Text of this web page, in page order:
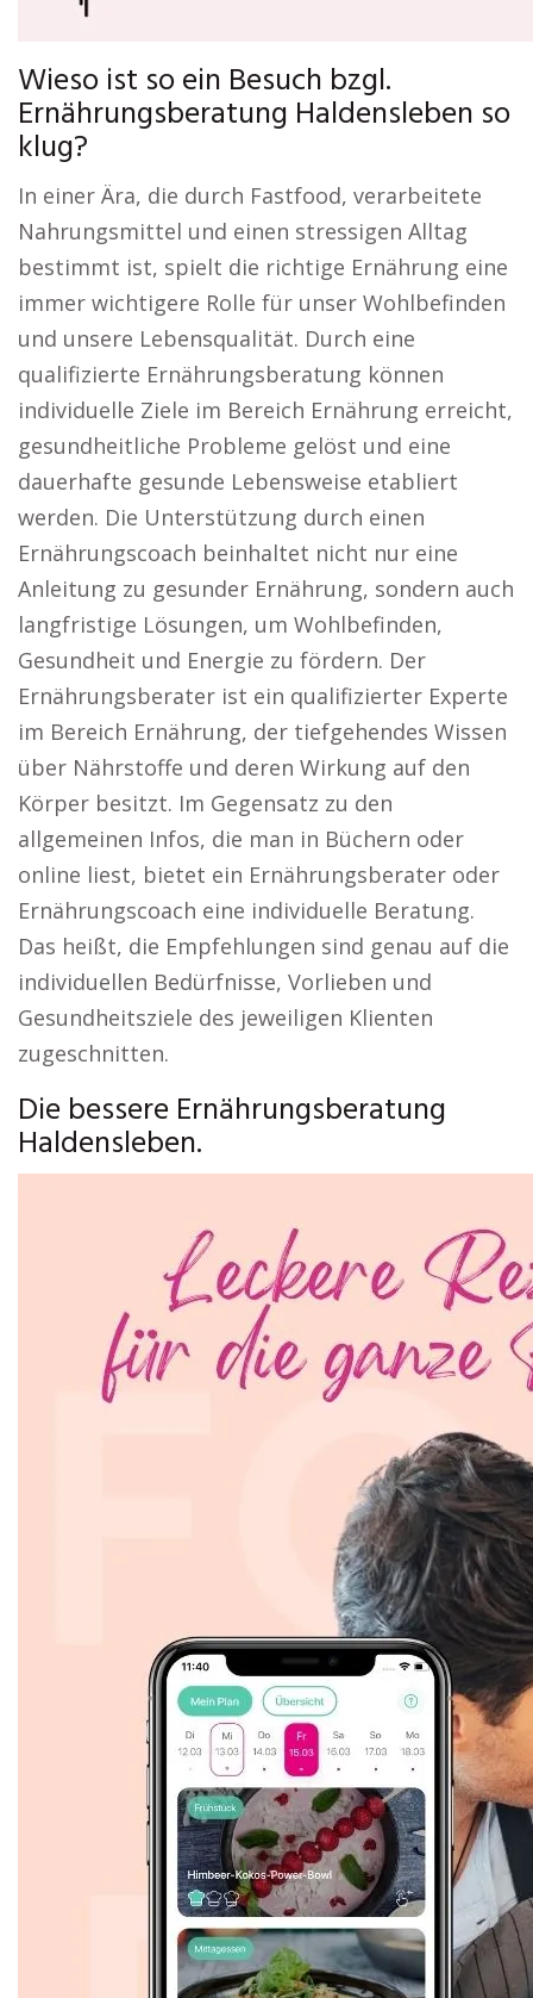
Wieso ist so ein Besuch bzgl.
Ernährungsberatung Haldensleben so
klug?
In einer Ära, die durch Fastfood, verarbeitete
Nahrungsmittel und einen stressigen Alltag
bestimmt ist, spielt die richtige Ernährung eine
immer wichtigere Rolle für unser Wohlbefinden
und unsere Lebensqualität. Durch eine
qualifizierte Ernährungsberatung können
individuelle Ziele im Bereich Ernährung erreicht,
gesundheitliche Probleme gelöst und eine
dauerhafte gesunde Lebensweise etabliert
werden. Die Unterstützung durch einen
Ernährungscoach beinhaltet nicht nur eine
Anleitung zu gesunder Ernährung, sondern auch
langfristige Lösungen, um Wohlbefinden,
Gesundheit und Energie zu fördern. Der
Ernährungsberater ist ein qualifizierter Experte
im Bereich Ernährung, der tiefgehendes Wissen
über Nährstoffe und deren Wirkung auf den
Körper besitzt. Im Gegensatz zu den
allgemeinen Infos, die man in Büchern oder
online liest, bietet ein Ernährungsberater oder
Ernährungscoach eine individuelle Beratung.
Das heißt, die Empfehlungen sind genau auf die
individuellen Bedürfnisse, Vorlieben und
Gesundheitsziele des jeweiligen Klienten
zugeschnitten.
Die bessere Ernährungsberatung
Haldensleben.